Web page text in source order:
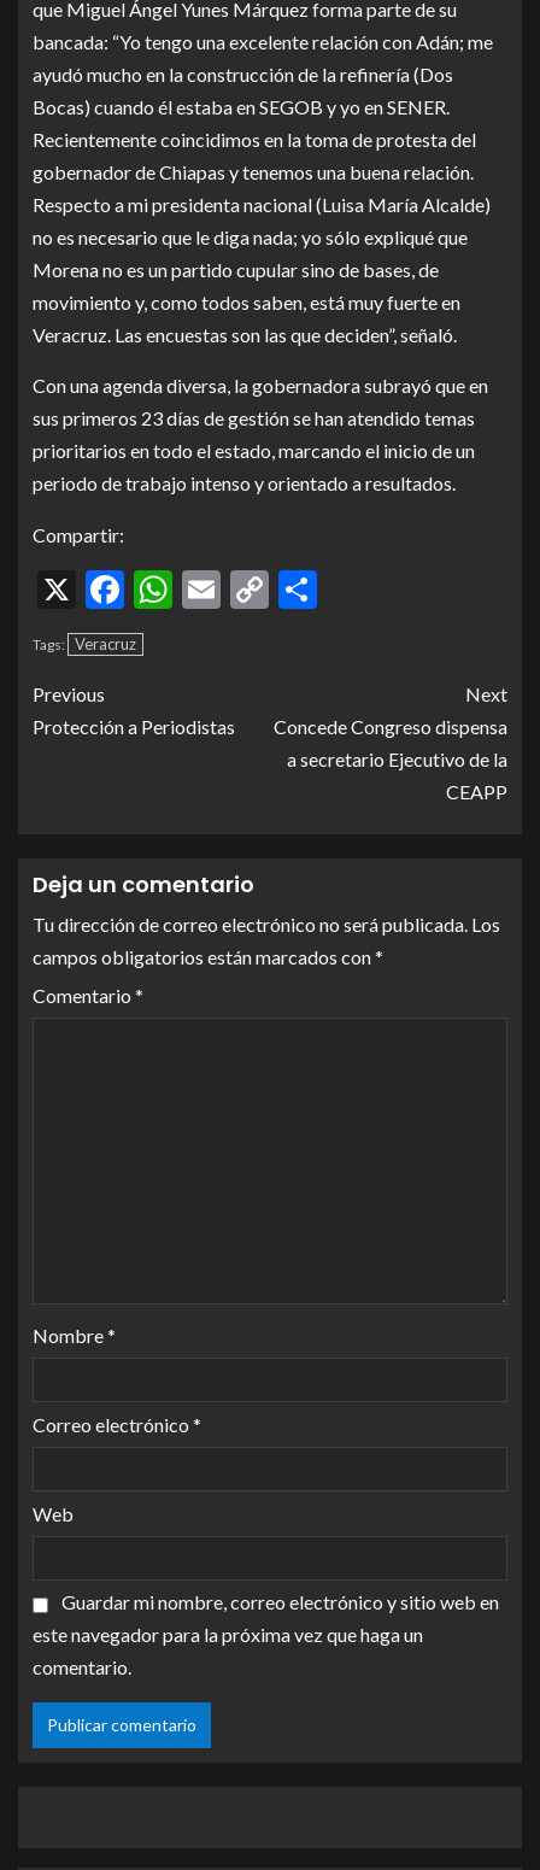
que Miguel Ángel Yunes Márquez forma parte de su
bancada: “Yo tengo una excelente relación con Adán; me
ayudó mucho en la construcción de la refinería (Dos
Bocas) cuando él estaba en SEGOB y yo en SENER.
Recientemente coincidimos en la toma de protesta del
gobernador de Chiapas y tenemos una buena relación.
Respecto a mi presidenta nacional (Luisa María Alcalde)
no es necesario que le diga nada; yo sólo expliqué que
Morena no es un partido cupular sino de bases, de
movimiento y, como todos saben, está muy fuerte en
Veracruz. Las encuestas son las que deciden”, señaló.
Con una agenda diversa, la gobernadora subrayó que en
sus primeros 23 días de gestión se han atendido temas
prioritarios en todo el estado, marcando el inicio de un
periodo de trabajo intenso y orientado a resultados.
Compartir:
X Facebook
WhatsApp
Email
Copy
Tags: Veracruz
Previous
Protección a Periodistas
Next
Concede Congreso dispensa
a secretario Ejecutivo de la
CEAPP
Deja un comentario
Tu dirección de correo electrónico no será publicada. Los
campos obligatorios están marcados con*
Comentario *
Nombre*
Correo electrónico *
Web
Guardar mi nombre, correo electrónico y sitio web en
este navegador para la próxima vez que haga un
comentario.